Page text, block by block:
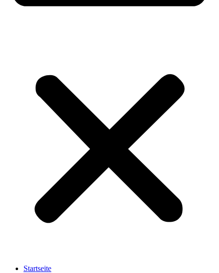
Startseite